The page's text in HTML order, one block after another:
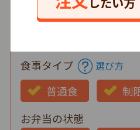
食事タイプ 選び方
普通食 制
お弁当の状態